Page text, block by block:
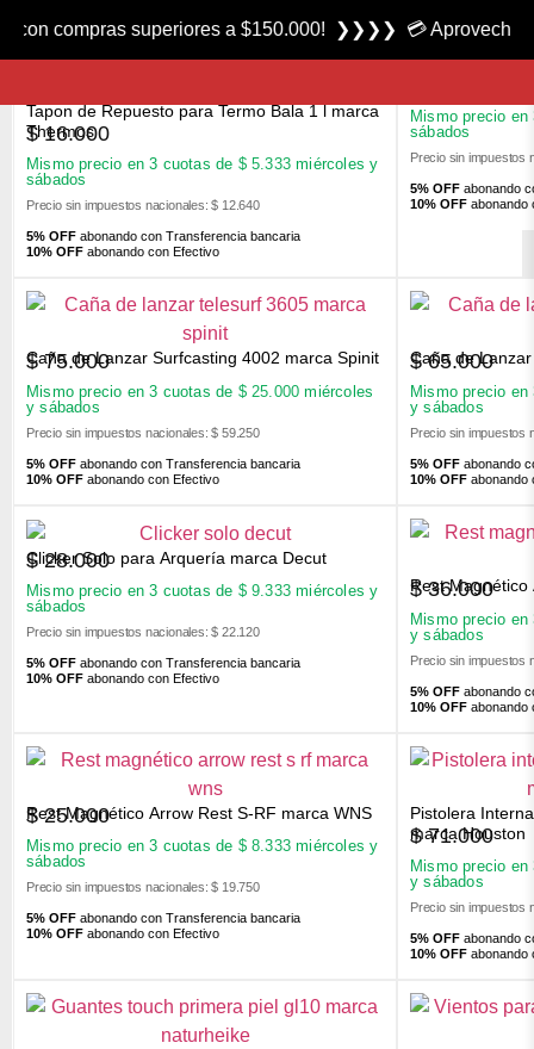
FILTROS
Tapon de Repuesto para Termo Bala 1 l marca
Thermos
$16.000
Mismo precio en 3 cuotas de $5.333 miércoles y
sábados
Precio sin impuestos nacionales: $ 12.640
5% OFF abonando con Transferencia bancaria
10% OFF abonando con Efectivo
Mismo precio
sábados
Precio sin impuestos
5% OFF abonando
10% OFF abonando
Caña de Lanzar Surfcasting 4002 marca Spinit
$75.000
Mismo precio en 3 cuotas de $25.000 miércoles
y sábados
Precio sin impuestos nacionales: $ 59.250
5% OFF abonando con Transferencia bancaria
10% OFF abonando con Efectivo
Caña de
$65.000
Mismo precio
y sábados
Precio sin impuestos
5% OFF abonando
10% OFF abonando
Clicker Solo para Arquería marca Decut
$28.000
Mismo precio en 3 cuotas de $9.333 miércoles y
sábados
Precio sin impuestos nacionales: $ 22.120
5% OFF abonando con Transferencia bancaria
10% OFF abonando con Efectivo
Rest Magnético
$36.000
Mismo precio
y sábados
Precio sin impuestos
5% OFF abonando
10% OFF abonando
Rest Magnético Arrow Rest S-RF marca WNS
$25.000
Mismo precio en 3 cuotas de $8.333 miércoles y
sábados
Precio sin impuestos nacionales: $ 19.750
5% OFF abonando con Transferencia bancaria
10% OFF abonando con Efectivo
Pistolera
marca Houston
$71.000
Mismo precio
y sábados
Precio sin impuestos
5% OFF abonando
10% OFF abonando
compras superiores a $150.000! ❯❯❯❯ 💳 Aprovecha